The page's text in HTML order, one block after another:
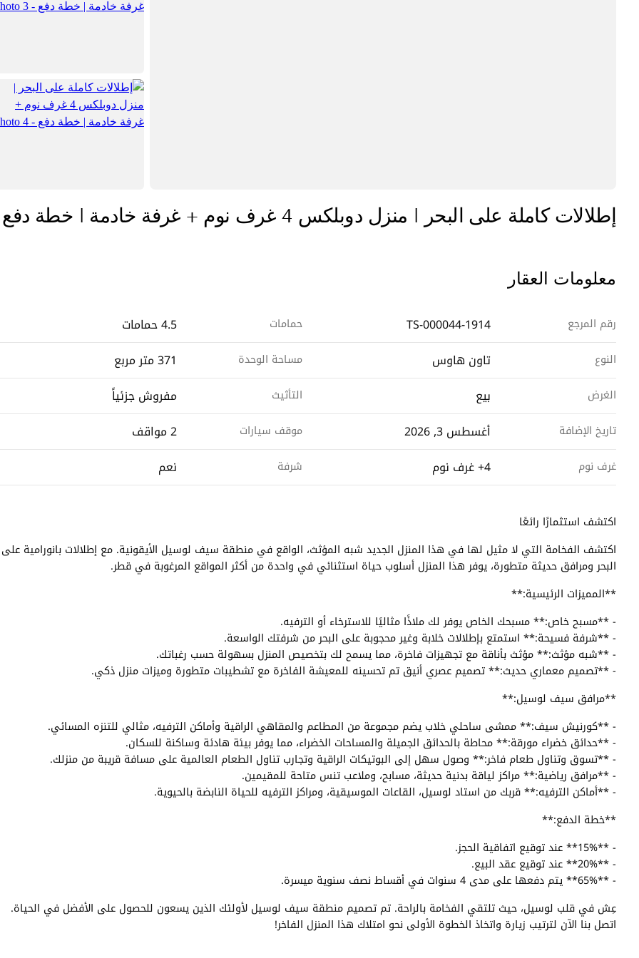
إطلالات كاملة على البحر | منزل دوبلكس 4 غرف نوم + غرفة خادمة | خطة دفع
معلومات العقار
رقم المرجع TS-000044-1914
النوع تاون هاوس
الغرض بيع
تاريخ الإضافة أغسطس 3, 2026
غرف نوم 4+ غرف نوم
حمامات 4.5 حمامات
مساحة الوحدة 371 متر مربع
التأثيث مفروش جزئياً
موقف سيارات 2 مواقف
شرفة نعم
اكتشف استثمارًا رائعًا
اكتشف الفخامة التي لا مثيل لها في هذا المنزل الجديد شبه المؤثث، الواقع في منطقة سيف لوسيل الأيقونية. مع إطلالات بانورامية على
البحر ومرافق حديثة متطورة، يوفر هذا المنزل أسلوب حياة استثنائي في واحدة من أكثر المواقع المرغوبة في قطر.
**المميزات الرئيسية:**
- **مسبح خاص:** مسبحك الخاص يوفر لك ملاذًا مثاليًا للاسترخاء أو الترفيه.
- **شرفة فسيحة:** استمتع بإطلالات خلابة وغير محجوبة على البحر من شرفتك الواسعة.
- **شبه مؤثث:** مؤثث بأناقة مع تجهيزات فاخرة، مما يسمح لك بتخصيص المنزل بسهولة حسب رغباتك.
- **تصميم معماري حديث:** تصميم عصري أنيق تم تحسينه للمعيشة الفاخرة مع تشطيبات متطورة وميزات منزل ذكي.
**مرافق سيف لوسيل:**
- **كورنيش سيف:** ممشى ساحلي خلاب يضم مجموعة من المطاعم والمقاهي الراقية وأماكن الترفيه، مثالي للتنزه المسائي.
- **حدائق خضراء مورقة:** محاطة بالحدائق الجميلة والمساحات الخضراء، مما يوفر بيئة هادئة وساكنة للسكان.
- **تسوق وتناول طعام فاخر:** وصول سهل إلى البوتيكات الراقية وتجارب تناول الطعام العالمية على مسافة قريبة من منزلك.
- **مرافق رياضية:** مراكز لياقة بدنية حديثة، مسابح، وملاعب تنس متاحة للمقيمين.
- **أماكن الترفيه:** قربك من استاد لوسيل، القاعات الموسيقية، ومراكز الترفيه للحياة النابضة بالحيوية.
**خطة الدفع:**
- **15%** عند توقيع اتفاقية الحجز.
- **20%** عند توقيع عقد البيع.
- **65%** يتم دفعها على مدى 4 سنوات في أقساط نصف سنوية ميسرة.
عِش في قلب لوسيل، حيث تلتقي الفخامة بالراحة. تم تصميم منطقة سيف لوسيل لأولئك الذين يسعون للحصول على الأفضل في الحياة.
اتصل بنا الآن لترتيب زيارة واتخاذ الخطوة الأولى نحو امتلاك هذا المنزل الفاخر!